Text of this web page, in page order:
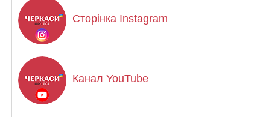
Сторінка Instagram
Канал YouTube